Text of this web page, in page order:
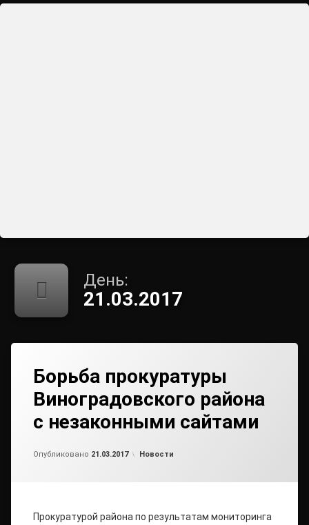
День:
21.03.2017
Борьба прокуратуры
Виноградовского района
с незаконными сайтами
Опубликовано 21.03.2017 Рубрики:
Новости
Прокуратурой района по результатам мониторинга